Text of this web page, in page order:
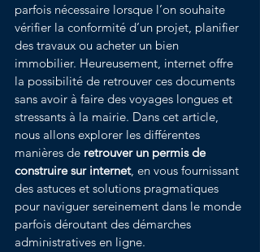
parfois nécessaire lorsque l’on souhaite
vérifier la conformité d’un projet, planifier
des travaux ou acheter un bien
immobilier. Heureusement, internet offre
la possibilité de retrouver ces documents
sans avoir à faire des voyages longues et
stressants à la mairie. Dans cet article,
nous allons explorer les différentes
manières de retrouver un permis de
construire sur internet, en vous fournissant
des astuces et solutions pragmatiques
pour naviguer sereinement dans le monde
parfois déroutant des démarches
administratives en ligne.